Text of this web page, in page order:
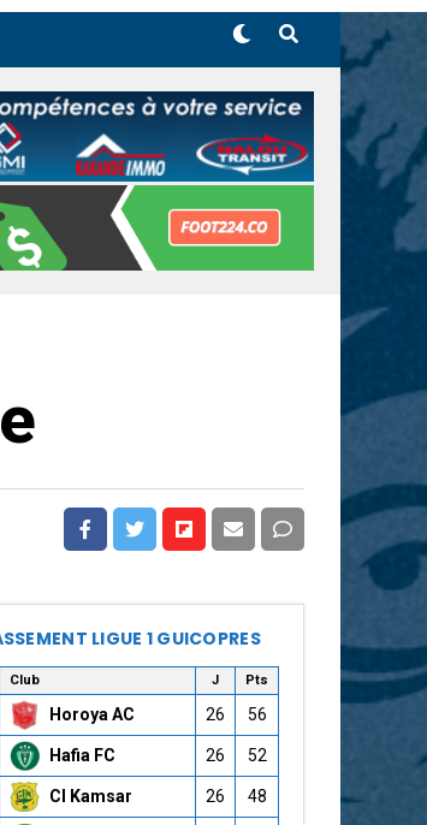
LIGUE 1 GUICOPRES
Club J Pts
Horoya AC 26 56
Hafia FC 26 52
CI Kamsar 26 48